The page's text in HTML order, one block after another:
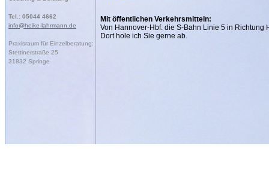
Tel.: 05044 4662
info@heike-lahrmann.de
Praxisraum für Einzelberatung:
Stettinerstraße 25
31832 Springe
Mit öffentlichen Verkehrsmitteln:
Von Hannover-Hbf. die S-Bahn Linie 5 in Richtung
Dort hole ich Sie gerne ab.